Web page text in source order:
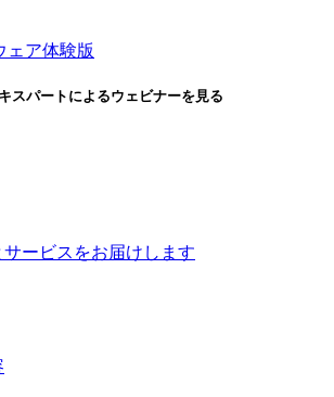
ェア体験版
スパートによるウェビナーを見る
ービスをお届けします